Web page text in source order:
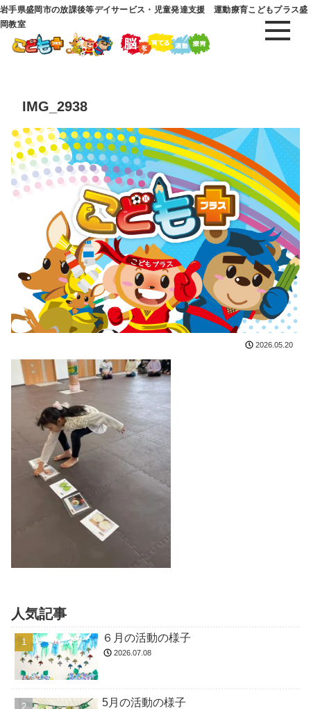
岩手県盛岡市の放課後等デイサービス・児童発達支援 運動療育こどもプラス盛
岡教室
IMG_2938
2026.05.20
人気記事
６月の活動の様子
2026.07.08
5月の活動の様子